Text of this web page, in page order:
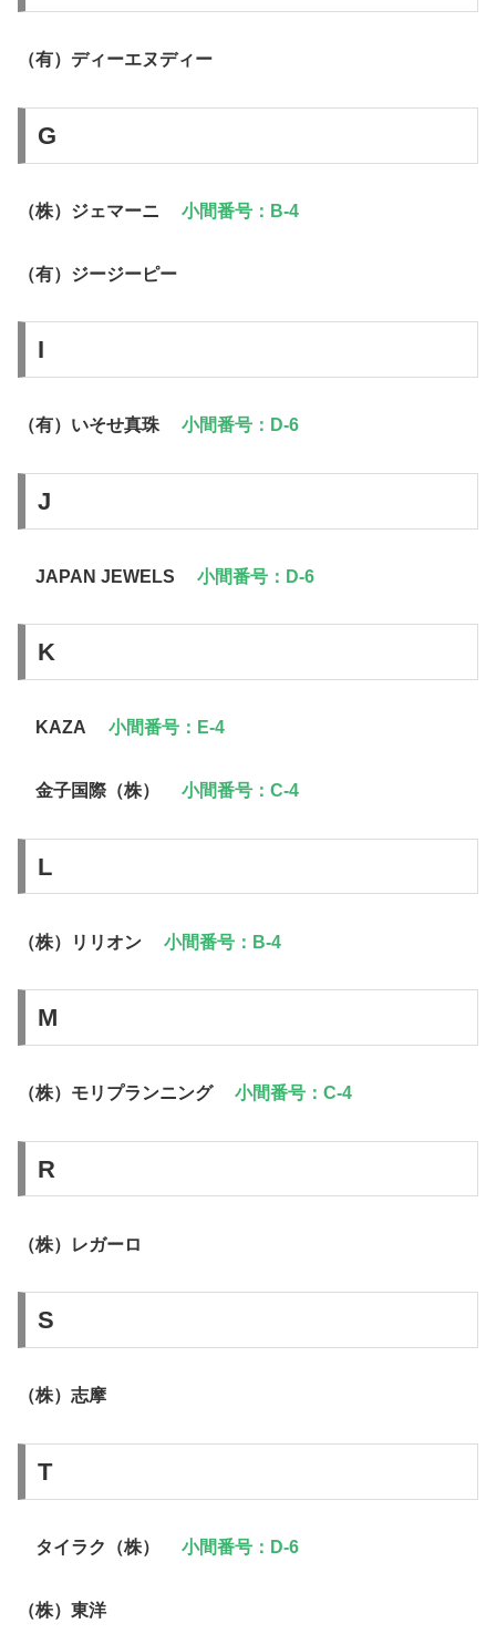
（有）ディーエヌディー
G
（株）ジェマーニ 小間番号：B-4
（有）ジージーピー
I
（有）いそせ真珠 小間番号：D-6
J
JAPAN JEWELS 小間番号：D-6
K
KAZA 小間番号：E-4
金子国際（株） 小間番号：C-4
L
（株）リリオン 小間番号：B-4
M
（株）モリプランニング 小間番号：C-4
R
（株）レガーロ
S
（株）志摩
T
タイラク（株） 小間番号：D-6
（株）東洋